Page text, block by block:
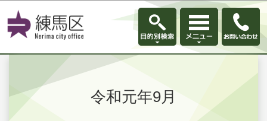
このページの本文へ移動
令和元年9月